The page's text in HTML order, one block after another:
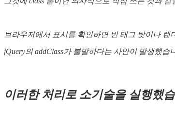
브라우저에서 표시를 확인하면 빈 태그 탓이나 렌
jQuery의 addClass가 불발하다는 사안이 발생했습
이러한 처리로 소기술을 실행했